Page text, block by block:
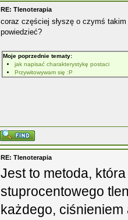
RE: Tlenoterapia
coraz częściej słyszę o czymś
powiedzieć?
Moje poprzednie tematy:
jak napisać charakterystykę postaci
Przywitowywam się :P
RE: Tlenoterapia
Jest to metoda,
stuprocentowego
każdego,